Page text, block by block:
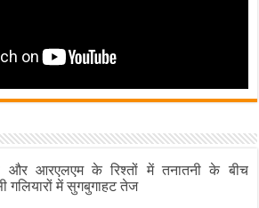
और आरएलएम के रिश्तों में तनातनी के बीच
गलियारों में सुगबुगाहट तेज